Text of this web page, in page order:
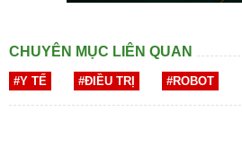
CHUYÊN MỤC LIÊN QUAN
#Y TẾ #ĐIỀU TRỊ #ROBOT